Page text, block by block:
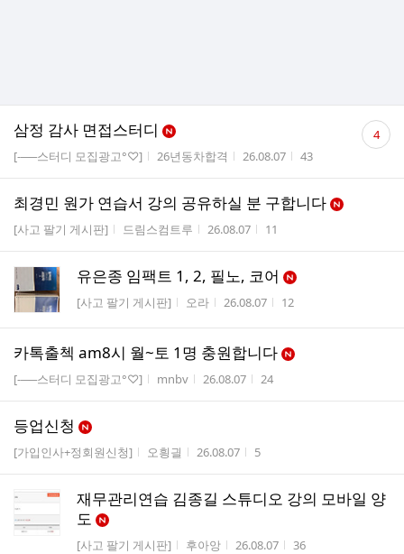
삼정 감사 면접스터디
게시판명
[-──스터디 모집광고°♡] 작성자
26년동차합격 작성시간
26.08.07 조회수
43
댓
글 4
최경민 원가 연습서 강의 공유하실 분 구합니다
게시판명
[사고 팔기 게시판] 작성자
드림스컴트루 작성시간
26.08.07 조회수
11
유은종 임팩트 1, 2, 필노, 코어
게시판명
[사고 팔기 게시판] 작성자
오라 작성시간
26.08.07 조회수
12
카톡출첵 am8시 월~토 1명 충원합니다
게시판명
[-──스터디 모집광고°♡] 작성자
mnbv 작성시간
26.08.07 조회수
24
등업신청
게시판명
[가입인사+정회원신청] 작성자
오힁긜 작성시간
26.08.07 조회수
5
재무관리연습 김종길 스튜디오 강의 모바일 양
도
게시판명
[사고 팔기 게시판] 작성자
후아앙 작성시간
26.08.07 조회수
36